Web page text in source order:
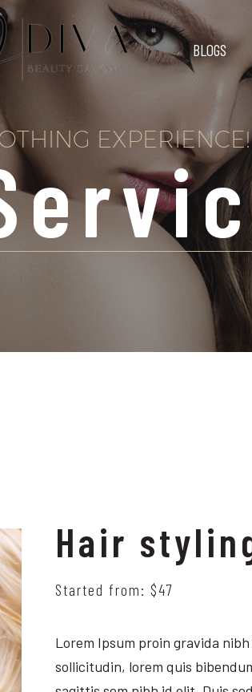
BLOGS
EXPERIENCE!
Hair
Started from: $47
Lorem Ipsum proin gravida
sollicitudin, lorem quis